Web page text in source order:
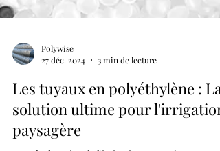
27 déc. 2024
3 min de lecture
Les tuyaux en polyéthylène : La
solution ultime pour l'irrigation